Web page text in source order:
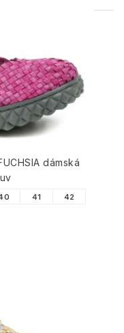
dámská
41 42